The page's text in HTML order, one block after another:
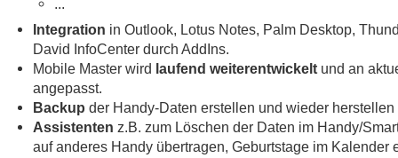
...
Integration in Outlook, Lotus Notes, Palm Desktop,
David InfoCenter durch AddIns.
Mobile Master wird laufend weiterentwickelt und an
angepasst.
Backup der Handy-Daten erstellen und wieder herstellen
Assistenten z.B. zum Löschen der Daten im Handy/
auf anderes Handy übertragen, Geburtstage im Kalender